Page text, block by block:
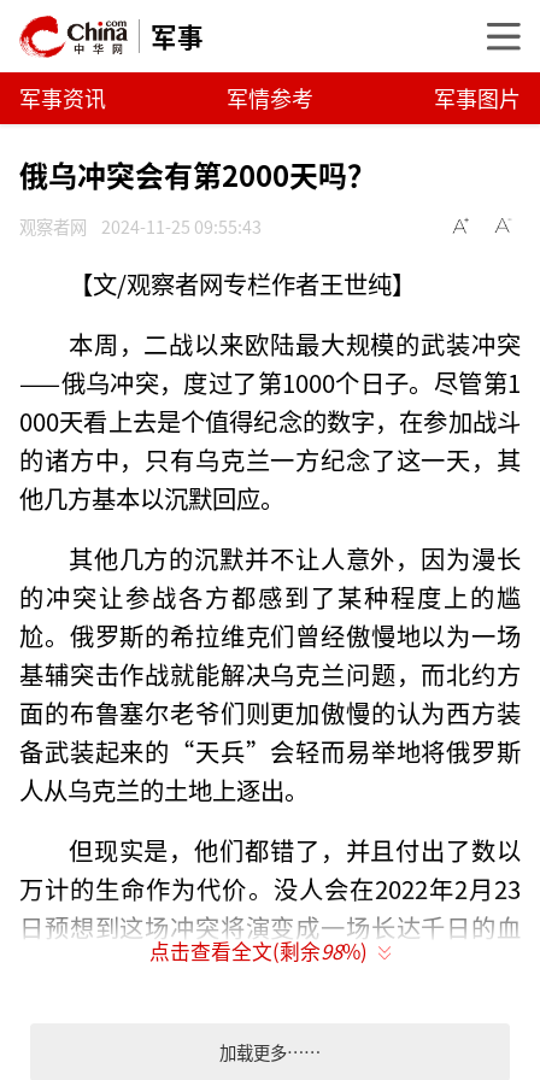
军事
军事资讯 军情参考 军事图片
俄乌冲突会有第2000天吗？
观察者网 2024-11-25 09:55:43
【文/观察者网专栏作者王世纯】
本周，二战以来欧陆最大规模的武装冲突
——俄乌冲突，度过了第1000个日子。尽管第1
000天看上去是个值得纪念的数字，在参加战斗
的诸方中，只有乌克兰一方纪念了这一天，其
他几方基本以沉默回应。
其他几方的沉默并不让人意外，因为漫长
的冲突让参战各方都感到了某种程度上的尴
尬。俄罗斯的希拉维克们曾经傲慢地以为一场
基辅突击作战就能解决乌克兰问题，而北约方
面的布鲁塞尔老爷们则更加傲慢的认为西方装
备武装起来的“天兵”会轻而易举地将俄罗斯
人从乌克兰的土地上逐出。
但现实是，他们都错了，并且付出了数以
万计的生命作为代价。没人会在2022年2月23
日预想到这场冲突将演变成一场长达千日的血
腥消耗，但当数十万人凋零在东欧广袤平原
互相杀戮，继续着这场血腥的总体战。
点击查看全文(剩余98%)
加载更多……